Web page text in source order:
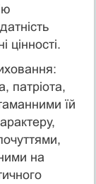
цінності.
патріота,
їй
на